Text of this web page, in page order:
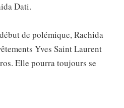
Dati.
de polémique, Rachida
Yves Saint Laurent
Elle pourra toujours se